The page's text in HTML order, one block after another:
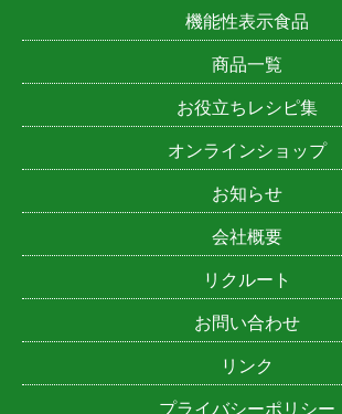
機能性表示食品
商品一覧
お役立ちレシピ集
オンラインショップ
お知らせ
会社概要
リクルート
お問い合わせ
リンク
プライバシーポリシー